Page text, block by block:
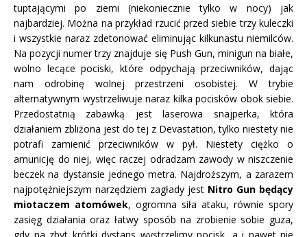
tuptającymi po ziemi (niekoniecznie tylko w nocy) jak
najbardziej. Można na przykład rzucić przed siebie trzy kuleczki
i wszystkie naraz zdetonować eliminując kilkunastu niemilców.
Na pozycji numer trzy znajduje się Push Gun, minigun na białe,
wolno lecące pociski, które odpychają przeciwników, dając
nam odrobinę wolnej przestrzeni osobistej. W trybie
alternatywnym wystrzeliwuje naraz kilka pocisków obok siebie.
Przedostatnią zabawką jest laserowa snajperka, która
działaniem zbliżona jest do tej z Devastation, tylko niestety nie
potrafi zamienić przeciwników w pył. Niestety ciężko o
amunicję do niej, więc raczej odradzam zawody w niszczenie
beczek na dystansie jednego metra. Najdroższym, a zarazem
najpotężniejszym narzędziem zagłady jest Nitro Gun będący
miotaczem atomówek, ogromna siła ataku, równie spory
zasięg działania oraz łatwy sposób na zrobienie sobie guza,